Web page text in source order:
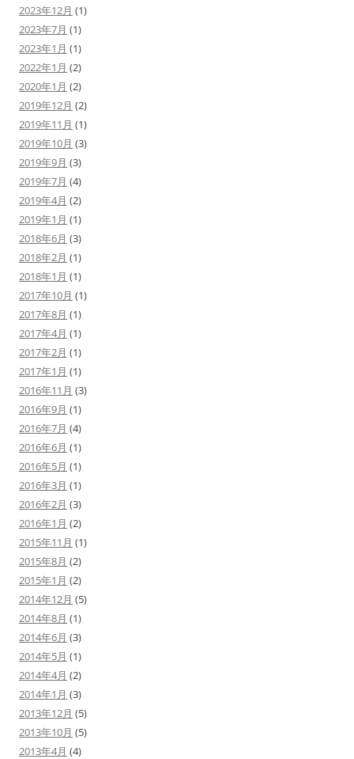
2023年12月 (1)
2023年7月 (1)
2023年1月 (1)
2022年1月 (2)
2020年1月 (2)
2019年12月 (2)
2019年11月 (1)
2019年10月 (3)
2019年9月 (3)
2019年7月 (4)
2019年4月 (2)
2019年1月 (1)
2018年6月 (3)
2018年2月 (1)
2018年1月 (1)
2017年10月 (1)
2017年8月 (1)
2017年4月 (1)
2017年2月 (1)
2017年1月 (1)
2016年11月 (3)
2016年9月 (1)
2016年7月 (4)
2016年6月 (1)
2016年5月 (1)
2016年3月 (1)
2016年2月 (3)
2016年1月 (2)
2015年11月 (1)
2015年8月 (2)
2015年1月 (2)
2014年12月 (5)
2014年8月 (1)
2014年6月 (3)
2014年5月 (1)
2014年4月 (2)
2014年1月 (3)
2013年12月 (5)
2013年10月 (5)
2013年4月 (4)